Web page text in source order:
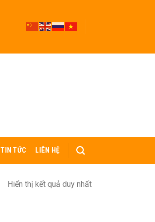
TIN TỨC LIÊN HỆ
Hiển thị kết quả duy nhất